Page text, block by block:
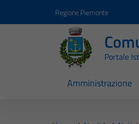
Regione Piemonte
Portale
Amministrazione